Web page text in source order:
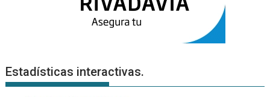
Estadísticas interactivas.